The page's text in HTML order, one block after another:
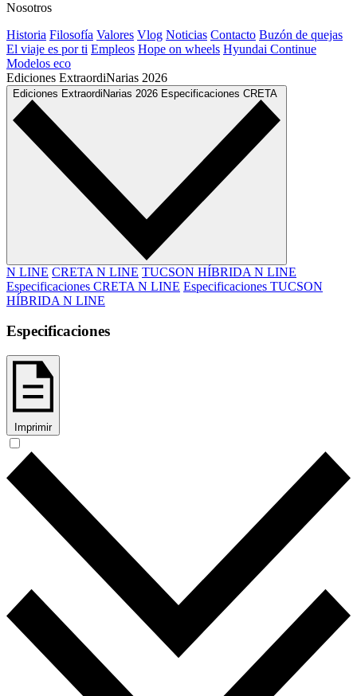
Nosotros
Historia Filosofía Valores Vlog Noticias Contacto Buzón de quejas
El viaje es por ti Empleos Hope on wheels Hyundai Continue
Modelos eco
Ediciones ExtraordiNarias 2026
Ediciones ExtraordiNarias 2026 Especificaciones CRETA
N LINE CRETA N LINE TUCSON HÍBRIDA N LINE
Especificaciones CRETA N LINE Especificaciones TUCSON
HÍBRIDA N LINE
Especificaciones
Imprimir